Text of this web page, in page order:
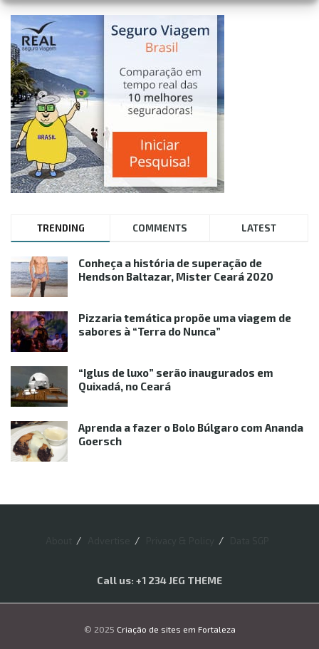
TRENDING COMMENTS LATEST
Conheça a história de superação de
Hendson Baltazar, Mister Ceará 2020
Pizzaria temática propõe uma viagem de
sabores à “Terra do Nunca”
“Iglus de luxo” serão inaugurados em
Quixadá, no Ceará
Aprenda a fazer o Bolo Búlgaro com Ananda
Goersch
Call us: +1 234 JEG THEME
© 2025 Criação de sites em Fortaleza